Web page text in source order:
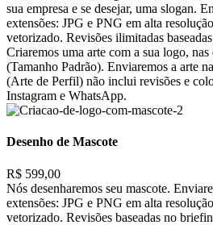
sua empresa e se desejar, uma slogan.
extensões: JPG e PNG em alta
vetorizado. Revisões ilimitadas
Criaremos uma arte com a sua logo,
(Tamanho Padrão). Enviaremos a arte
(Arte de Perfil) não inclui revisões e
Instagram e WhatsApp.
Desenho de Mascote
R$ 599,00
Nós desenharemos seu mascote.
extensões: JPG e PNG em alta
vetorizado. Revisões baseadas no